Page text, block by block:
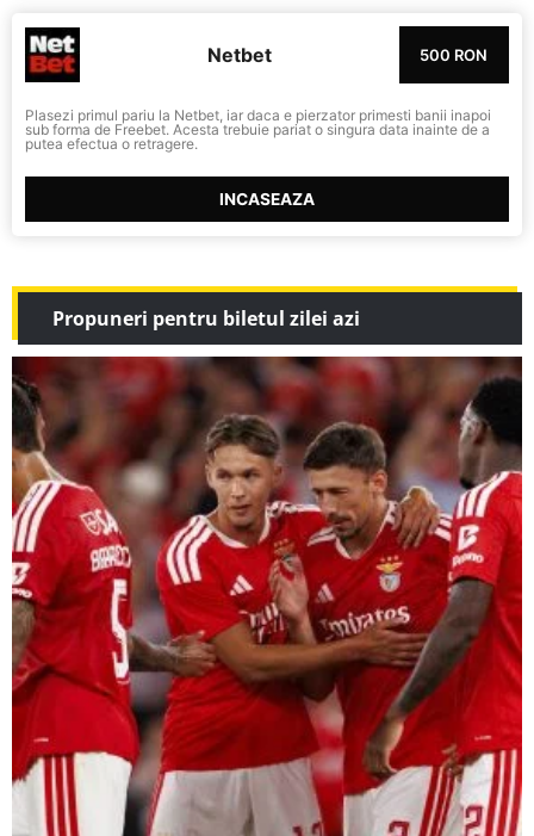
Netbet 500 RON
Plasezi primul pariu la Netbet, iar daca e pierzator primesti banii inapoi
sub forma de Freebet. Acesta trebuie pariat o singura data inainte de a
putea efectua o retragere.
INCASEAZA
Propuneri pentru biletul zilei azi